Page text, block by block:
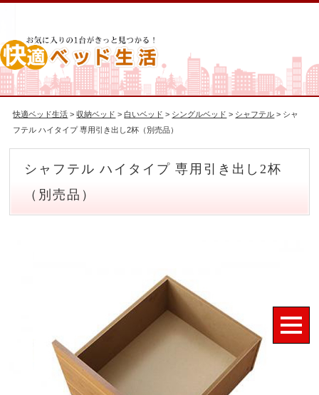
快適ベッド生活 >収納ベッド >白いベッド > シングルベッド > シャフテル > シャ
フテル ハイタイプ 専用引き出し2杯（別売品）
シャフテル ハイタイプ 専用引き出し2杯
（別売品）